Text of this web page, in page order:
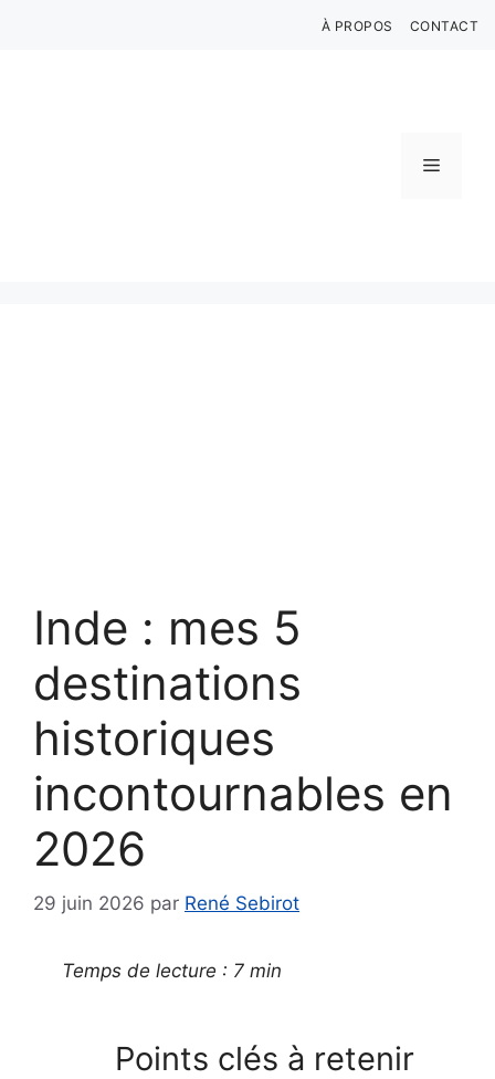
À PROPOS CONTACT
Menu
Inde : mes 5
destinations
historiques
incontournables en
2026
29 juin 2026 par René Sebirot
Temps de lecture : 7 min
Points clés à retenir